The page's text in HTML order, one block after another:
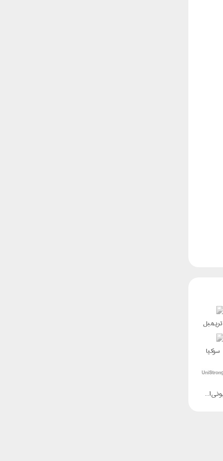
تریمبل
سوکیا
یونی استرانگ